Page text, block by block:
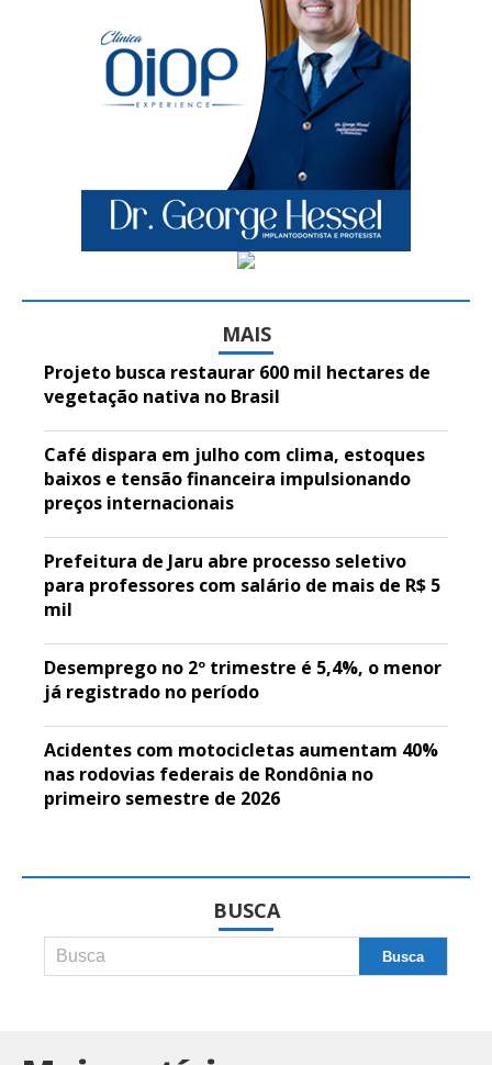
MAIS
Projeto busca restaurar 600 mil hectares de
vegetação nativa no Brasil
Café dispara em julho com clima, estoques
baixos e tensão financeira impulsionando
preços internacionais
Prefeitura de Jaru abre processo seletivo
para professores com salário de mais de R$ 5
mil
Desemprego no 2º trimestre é 5,4%, o menor
já registrado no período
Acidentes com motocicletas aumentam 40%
nas rodovias federais de Rondônia no
primeiro semestre de 2026
BUSCA